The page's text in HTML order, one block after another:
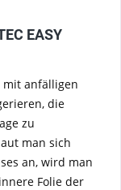
EASY
mit anfälligen
die
zu
man sich
an, wird man
Folie der